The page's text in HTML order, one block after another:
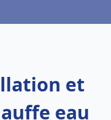
et
eau